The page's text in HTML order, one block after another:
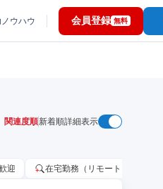
ウハウ 会員登録 無料
関連度順新着順詳細表示
迎 在宅勤務（リモートワーク）OK